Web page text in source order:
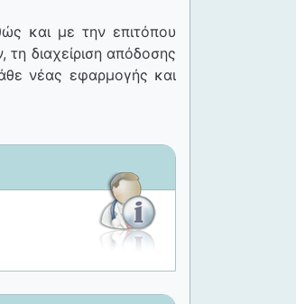
και με την επιτόπου
διαχείριση απόδοσης
νέας εφαρμογής και